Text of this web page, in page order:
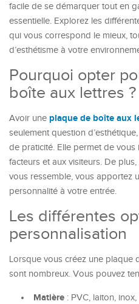
facile de se démarquer tout en
essentielle. Explorez les
qui vous correspond le mieux,
d’esthétisme à votre
Pourquoi opter
boîte aux lettres ?
Avoir une plaque de boîte aux
seulement question
de praticité. Elle permet de vous
facteurs et aux visiteurs. De
vous ressemble, vous apportez
personnalité à votre entrée.
Les différentes
personnalisation
Lorsque vous créez une plaque
sont nombreux. Vous pouvez
Matière : PVC, laiton,